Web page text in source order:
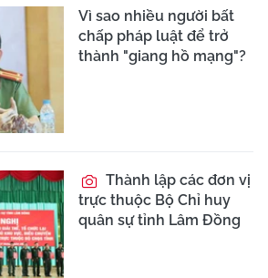
Vì sao nhiều người bất
chấp pháp luật để trở
thành "giang hồ mạng"?
Thành lập các đơn vị
trực thuộc Bộ Chỉ huy
quân sự tỉnh Lâm Đồng